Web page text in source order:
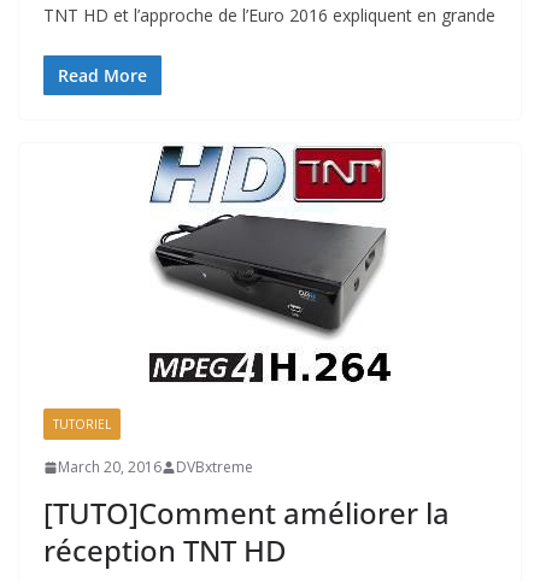
TNT HD et l’approche de l’Euro 2016 expliquent en grande
Read More
TUTORIEL
March 20, 2016 DVBxtreme
[TUTO]Comment améliorer la
réception TNT HD